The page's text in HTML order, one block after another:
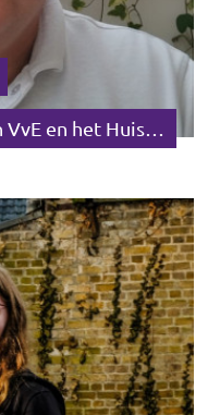
70 jaar, actief binnen een VvE en het Huis van Actief Burgerschap in Gouda